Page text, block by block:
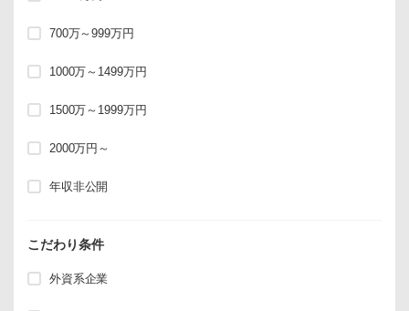
700万～999万円
1000万～1499万円
1500万～1999万円
2000万円～
年収非公開
こだわり条件
外資系企業